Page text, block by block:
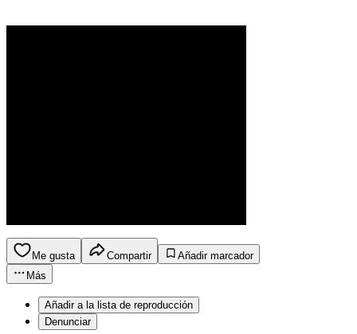
Me gusta Compartir
Añadir marcador
Más
Añadir a la lista de reproducción
Denunciar